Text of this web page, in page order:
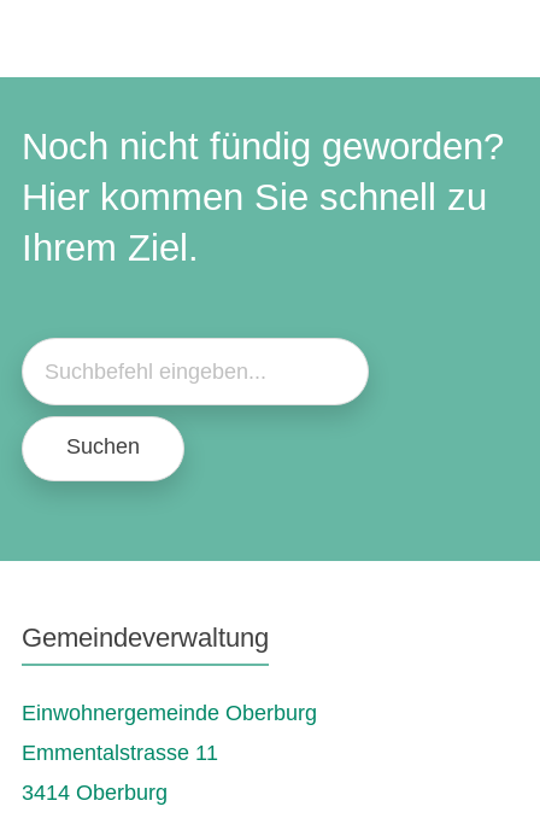
Noch nicht fündig geworden?
Hier kommen Sie schnell zu
Ihrem Ziel.
Suchen
Gemeindeverwaltung
Einwohnergemeinde Oberburg
Emmentalstrasse 11
3414 Oberburg